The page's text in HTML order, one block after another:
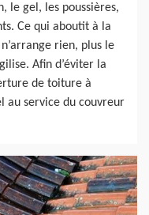
le gel, les poussières,
Ce qui aboutit à la
rien, plus le
Afin d’éviter la
de toiture à
au service du couvreur